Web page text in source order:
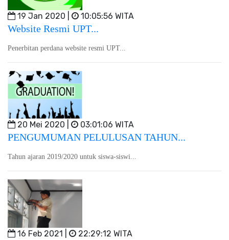
19 Jan 2020 | 10:05:56 WITA
Website Resmi UPT...
Penerbitan perdana website resmi UPT...
20 Mei 2020 | 03:01:06 WITA
PENGUMUMAN PELULUSAN TAHUN...
Tahun ajaran 2019/2020 untuk siswa-siswi...
16 Feb 2021 | 22:29:12 WITA